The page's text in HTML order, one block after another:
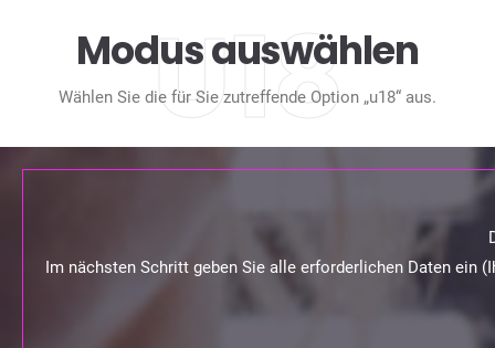
Modus auswählen
U18
Wählen Sie die für Sie zutreffende Option „u18“ aus.
Im nächsten Schritt geben Sie alle erforderlichen Daten ein